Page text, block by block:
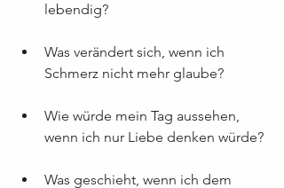
lebendig?
Was verändert sich, wenn ich
Schmerz nicht mehr glaube?
Wie würde mein Tag aussehen,
wenn ich nur Liebe denken würde?
Was geschieht, wenn ich dem